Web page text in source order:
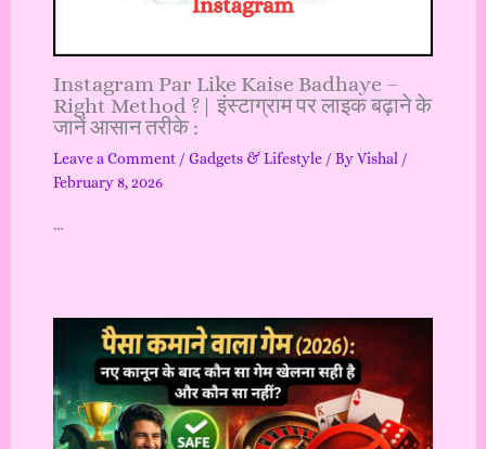
Instagram Par Like Kaise Badhaye –
Right Method ?| इंस्टाग्राम पर लाइक बढ़ाने के
जानें आसान तरीके :
Leave a Comment / Gadgets & Lifestyle/ ByVishal /
February 8, 2026
…